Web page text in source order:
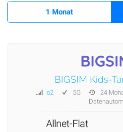
1 Monat
BIGSIM Kids-
o2 5G 24
Allnet-Flat